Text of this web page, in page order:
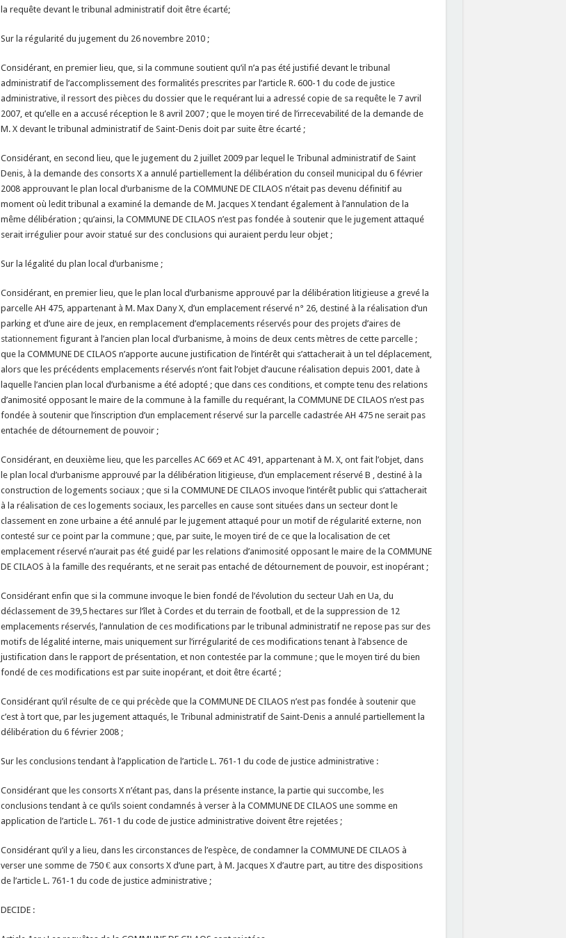
la requête devant le tribunal administratif doit être écarté;
Sur la régularité du jugement du 26 novembre 2010 ;
Considérant, en premier lieu, que, si la commune soutient qu’il n’a pas été justifié devant le tribunal
administratif de l’accomplissement des formalités prescrites par l’article R. 600-1 du code de justice
administrative, il ressort des pièces du dossier que le requérant lui a adressé copie de sa requête le 7 avril
2007, et qu’elle en a accusé réception le 8 avril 2007 ; que le moyen tiré de l’irrecevabilité de la demande de
M. X devant le tribunal administratif de Saint-Denis doit par suite être écarté ;
Considérant, en second lieu, que le jugement du 2 juillet 2009 par lequel le Tribunal administratif de Saint
Denis, à la demande des consorts X a annulé partiellement la délibération du conseil municipal du 6 février
2008 approuvant le plan local d’urbanisme de la COMMUNE DE CILAOS n’était pas devenu définitif au
moment où ledit tribunal a examiné la demande de M. Jacques X tendant également à l’annulation de la
même délibération ; qu’ainsi, la COMMUNE DE CILAOS n’est pas fondée à soutenir que le jugement attaqué
serait irrégulier pour avoir statué sur des conclusions qui auraient perdu leur objet ;
Sur la légalité du plan local d’urbanisme ;
Considérant, en premier lieu, que le plan local d’urbanisme approuvé par la délibération litigieuse a grevé la
parcelle AH 475, appartenant à M. Max Dany X, d’un emplacement réservé n° 26, destiné à la réalisation d’un
parking et d’une aire de jeux, en remplacement d’emplacements réservés pour des projets d’aires de
stationnementfigurant à l’ancien plan local d’urbanisme, à moins de deux cents mètres de cette parcelle ;
que la COMMUNE DE CILAOS n’apporte aucune justification de l’intérêt qui s’attacherait à un tel déplacement,
alors que les précédents emplacements réservés n’ont fait l’objet d’aucune réalisation depuis 2001, date à
laquelle l’ancien plan local d’urbanisme a été adopté ; que dans ces conditions, et compte tenu des relations
d’animosité opposant le maire de la commune à la famille du requérant, la COMMUNE DE CILAOS n’est pas
fondée à soutenir que l’inscription d’un emplacement réservé sur la parcelle cadastrée AH 475 ne serait pas
entachée de détournement de pouvoir ;
Considérant, en deuxième lieu, que les parcelles AC 669 et AC 491, appartenant à M. X, ont fait l’objet, dans
le plan local d’urbanisme approuvé par la délibération litigieuse, d’un emplacement réservé B , destiné à la
construction de logements sociaux ; que si la COMMUNE DE CILAOS invoque l’intérêt public qui s’attacherait
à la réalisation de ces logements sociaux, les parcelles en cause sont situées dans un secteur dont le
classement en zone urbaine a été annulé par le jugement attaqué pour un motif de régularité externe, non
contesté sur ce point par la commune ; que, par suite, le moyen tiré de ce que la localisation de cet
emplacement réservé n’aurait pas été guidé par les relations d’animosité opposant le maire de la COMMUNE
DE CILAOS à la famille des requérants, et ne serait pas entaché de détournement de pouvoir, est inopérant ;
Considérant enfin que si la commune invoque le bien fondé de l’évolution du secteur Uah en Ua, du
déclassement de 39,5 hectares sur l’îlet à Cordes et du terrain de football, et de la suppression de 12
emplacements réservés, l’annulation de ces modifications par le tribunal administratif ne repose pas sur des
motifs de légalité interne, mais uniquement sur l’irrégularité de ces modifications tenant à l’absence de
justification dans le rapport de présentation, et non contestée par la commune ; que le moyen tiré du bien
fondé de ces modifications est par suite inopérant, et doit être écarté ;
Considérant qu’il résulte de ce qui précède que la COMMUNE DE CILAOS n’est pas fondée à soutenir que
c’est à tort que, par les jugement attaqués, le Tribunal administratif de Saint-Denis a annulé partiellement la
délibération du 6 février 2008 ;
Sur les conclusions tendant à l’application de l’article L. 761-1 du code de justice administrative :
Considérant que les consorts X n’étant pas, dans la présente instance, la partie qui succombe, les
conclusions tendant à ce qu’ils soient condamnés à verser à la COMMUNE DE CILAOS une somme en
application de l’article L. 761-1 du code de justice administrative doivent être rejetées ;
Considérant qu’il y a lieu, dans les circonstances de l’espèce, de condamner la COMMUNE DE CILAOS à
verser une somme de 750 € aux consorts X d’une part, à M. Jacques X d’autre part, au titre des dispositions
de l’article L. 761-1 du code de justice administrative ;
DECIDE :